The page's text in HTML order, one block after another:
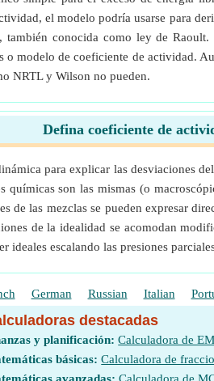
el modelo podría usarse para
conocida como ley de
modelo de coeficiente de actividad.
NRTL y Wilson no pueden.
Defina coeficiente de
para explicar las desviaciones
químicas son las mismas (o
de las mezclas se pueden expresar
de la idealidad se acomodan
ideales escalando las presiones
German Russian Italian
destacadas
y planificación: Calculadora de
básicas: Calculadora de